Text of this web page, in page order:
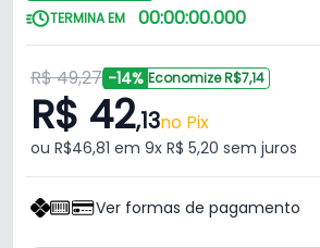
TERMINA EM 00:00:00.000
R$ 49,27 -14% Economize R$7,14
R$ 42,13no Pix
ou R$46,81 em 9x R$ 5,20 sem juros
Ver formas de pagamento